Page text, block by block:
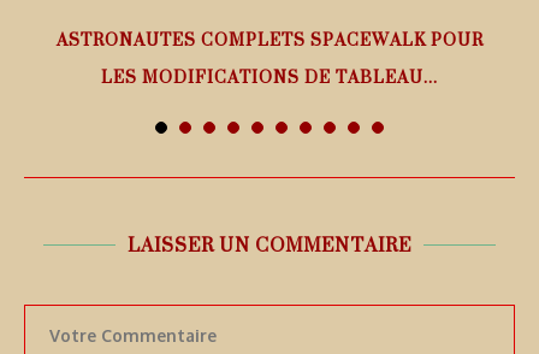
ASTRONAUTES COMPLETS SPACEWALK POUR
LES MODIFICATIONS DE TABLEAU...
LAISSER UN COMMENTAIRE